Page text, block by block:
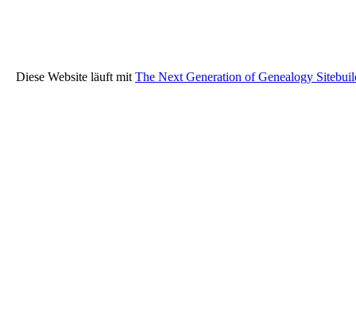
Diese Website läuft mit The Next Generation of Genealogy